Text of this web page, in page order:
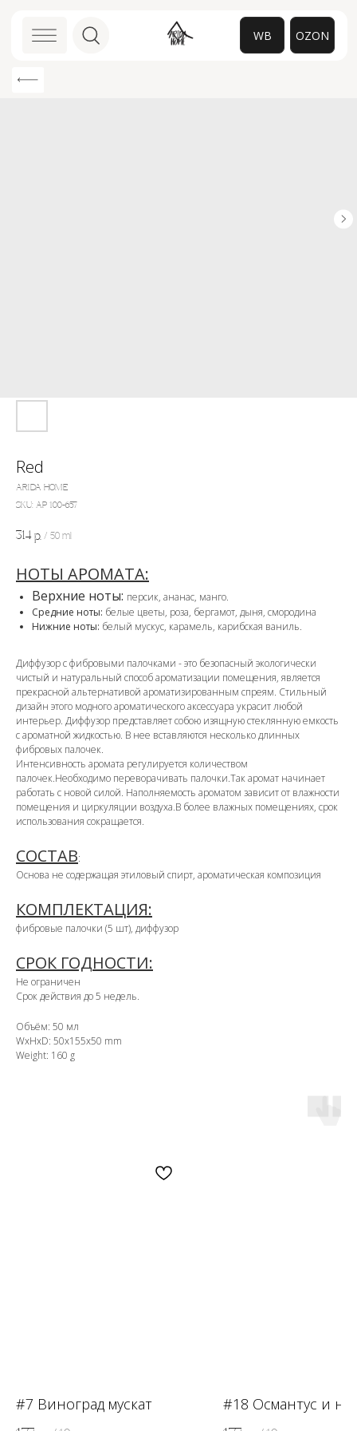
WB
Red
ARIDA HOME
SKU: АР 100-657
314 р. / 50 ml
НОТЫ АРОМАТА:
Верхние ноты: персик, ананас, манго.
Средние ноты: белые цветы, роза, бергамот, дыня, смородина
Нижние ноты: белый мускус, карамель, карибская ваниль.
Диффузор с фибровыми палочками - это безопасный экологически
чистый и натуральный способ ароматизации помещения, является
прекрасной альтернативой ароматизированным спреям. Стильный
дизайн этого модного ароматического аксессуара украсит любой
интерьер. Диффузор представляет собою изящную стеклянную емкость
с ароматной жидкостью. В нее вставляются несколько длинных
фибровых палочек.
Интенсивность аромата регулируется количеством
палочек.Необходимо переворачивать палочки.Так аромат начинает
работать с новой силой. Наполняемость ароматом зависит от влажности
помещения и циркуляции воздуха.В более влажных помещениях, срок
использования сокращается.
СОСТАВ:
Основа не содержащая этиловый спирт, ароматическая композиция
КОМПЛЕКТАЦИЯ:
фибровые палочки (5 шт), диффузор
СРОК ГОДНОСТИ:
Не ограничен
Срок действия до 5 недель.
Объём: 50 мл
WxHxD: 50x155x50 mm
Weight: 160 g
#7 Виноград мускат #18 Османтус и